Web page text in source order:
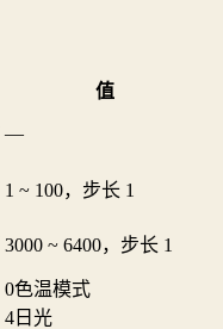
值
—
1 ~ 100，步长 1
3000 ~ 6400，步长 1
0色温模式
4 日光